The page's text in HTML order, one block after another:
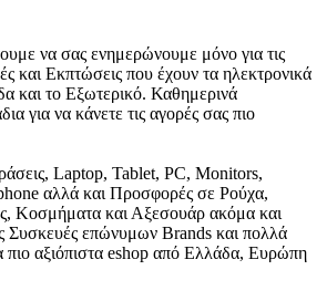
να σας ενημερώνουμε μόνο για τις
και Εκπτώσεις που έχουν τα ηλεκτρονικά
και το Εξωτερικό. Καθημερινά
για να κάνετε τις αγορές σας πιο
Laptop, Tablet, PC, Monitors,
αλλά και Προσφορές σε Ρούχα,
Κοσμήματα και Αξεσουάρ ακόμα και
Συσκευές επώνυμων Brands και πολλά
πιο αξιόπιστα eshop από Ελλάδα, Ευρώπη